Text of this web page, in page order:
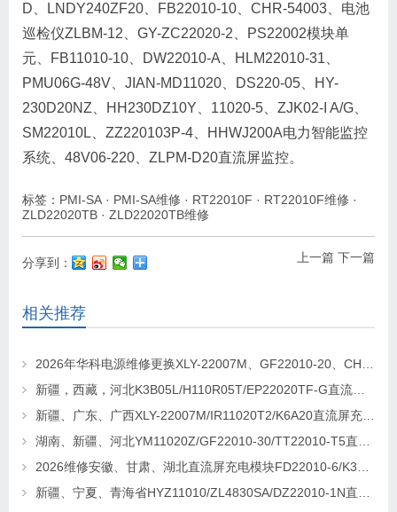
D、LNDY240ZF20、FB22010-10、CHR-54003、电池
巡检仪ZLBM-12、GY-ZC22020-2、PS22002模块单
元、FB11010-10、DW22010-A、HLM22010-31、
PMU06G-48V、JIAN-MD11020、DS220-05、HY-
230D20NZ、HH230DZ10Y、11020-5、ZJK02-I A/G、
SM22010L、ZZ220103P-4、HHWJ200A电力智能监控
系统、48V06-220、ZLPM-D20直流屏监控。
标签： PMI-SA · PMI-SA维修 · RT22010F · RT22010F维修 ·
ZLD22020TB · ZLD22020TB维修
上一篇 下一篇
分享到：
相关推荐
2026年华科电源维修更换XLY-22007M、GF22010-20、CHR-22020直流屏充电模块
新疆，西藏，河北K3B05L/H110R05T/EP22020TF-G直流屏充电模块维修更换
新疆、广东、广西XLY-22007M/IR11020T2/K6A20直流屏充电模块维修更换
湖南、新疆、河北YM11020Z/GF22010-30/TT22010-T5直流屏充电模块维修更换
2026维修安徽、甘肃、湖北直流屏充电模块FD22010-6/K3B20L/GF22010-10
新疆、宁夏、青海省HYZ11010/ZL4830SA/DZ22010-1N直流屏充电模块维修更换